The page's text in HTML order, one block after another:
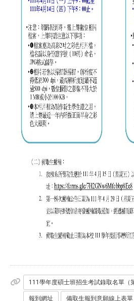
111學年度碩士班招生考試錄取名單（
報到網址 備取生報到意願線上表單